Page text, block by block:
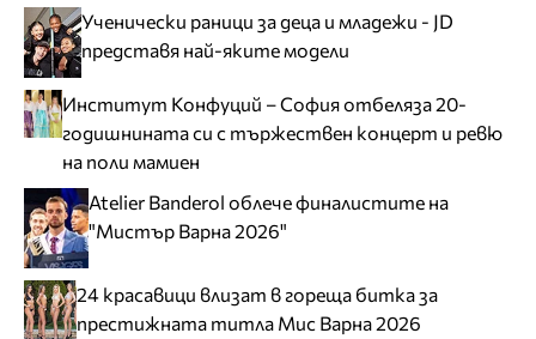
Ученически раници за деца и младежи - JD
представя най-яките модели
Институт Конфуций – София отбеляза 20-
годишнината си с тържествен концерт и ревю
на поли мамиен
Atelier Banderol облече финалистите на
"Мистър Варна 2026"
24 красавици влизат в гореща битка за
престижната титла Мис Варна 2026